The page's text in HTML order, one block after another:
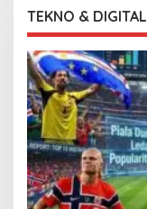
TEKNO & DIGITAL